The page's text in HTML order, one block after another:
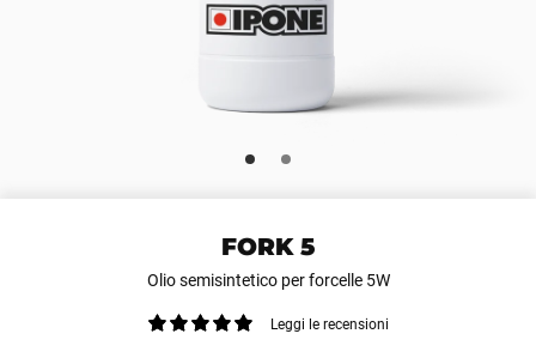
FORK 5
Olio semisintetico per forcelle 5W
Leggi le recensioni